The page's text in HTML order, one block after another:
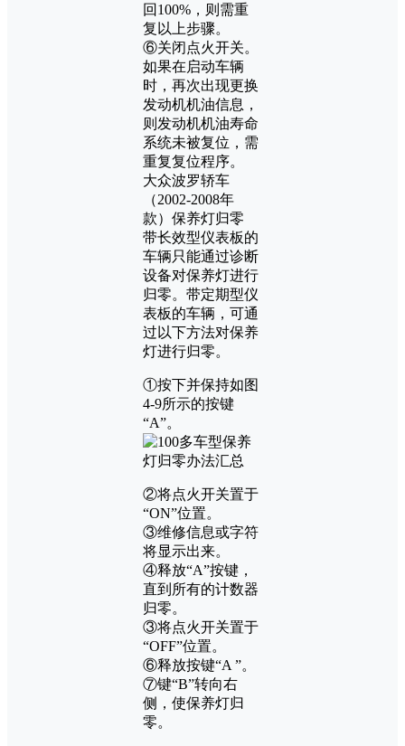
回100%，则需重
复以上步骤。
⑥关闭点火开关。
如果在启动车辆
时，再次出现更换
发动机机油信息，
则发动机机油寿命
系统未被复位，需
重复复位程序。
大众波罗轿车
（2002-2008年
款）保养灯归零
带长效型仪表板的
车辆只能通过诊断
设备对保养灯进行
归零。带定期型仪
表板的车辆，可通
过以下方法对保养
灯进行归零。
①按下并保持如图
4-9所示的按键
“A”。
②将点火开关置于
“ON”位置。
③维修信息或字符
将显示出来。
④释放“A”按键，
直到所有的计数器
归零。
③将点火开关置于
“OFF”位置。
⑥释放按键“A ”。
⑦键“B”转向右
侧，使保养灯归
零。